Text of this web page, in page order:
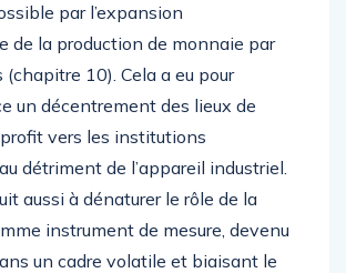
par l’expansion
de la production de monnaie par
(chapitre 10). Cela a eu pour
un décentrement des lieux de
vers les institutions
détriment de l’appareil industriel.
aussi à dénaturer le rôle de la
instrument de mesure, devenu
un cadre volatile et biaisant le